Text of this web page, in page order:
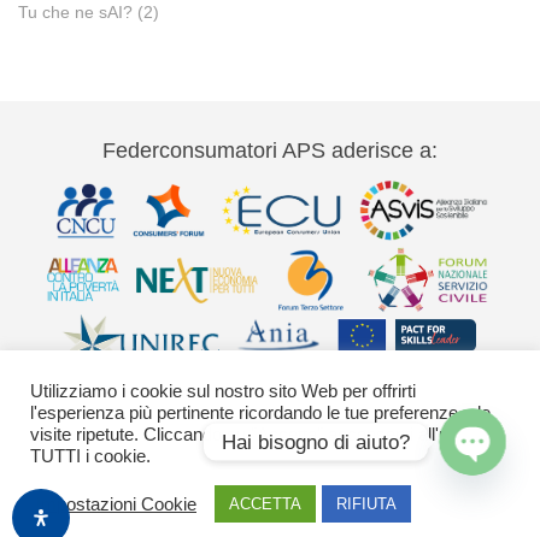
Tu che ne sAI? (2)
Federconsumatori APS aderisce a:
Via Palestro 11 00185 Roma - tel 06
42020755-9 federconsumatori@federconsumatori.it Ufficio stampa tel: 06
42020755 ufficiostampa@federconsumatori.it -Cookies Policy
Utilizziamo i cookie sul nostro sito Web per offrirti
l'esperienza più pertinente ricordando le tue preferenze e le
visite ripetute. Cliccando su "Accetta" acconsenti all'uso di
TUTTI i cookie.
Impostazioni Cookie ACCETTA RIFIUTA
Hai bisogno di aiuto?